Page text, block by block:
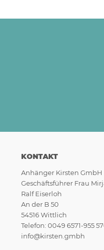
KONTAKT
Anhänger Kirsten GmbH
Geschäftsführer Frau
Ralf Eiserloh
An der B 50
54516 Wittlich
Telefon: 0049 6571-955
info@kirsten.gmbh